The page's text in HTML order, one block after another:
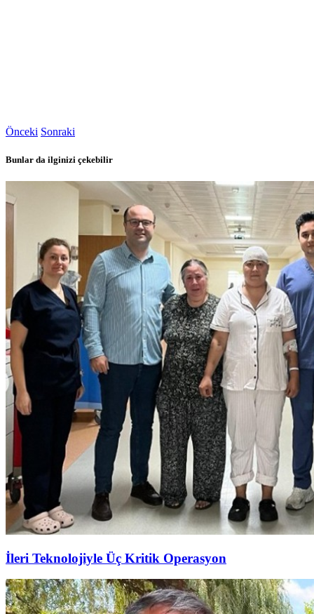
Önceki Sonraki
Bunlar da ilginizi çekebilir
İleri Teknolojiyle Üç Kritik Operasyon